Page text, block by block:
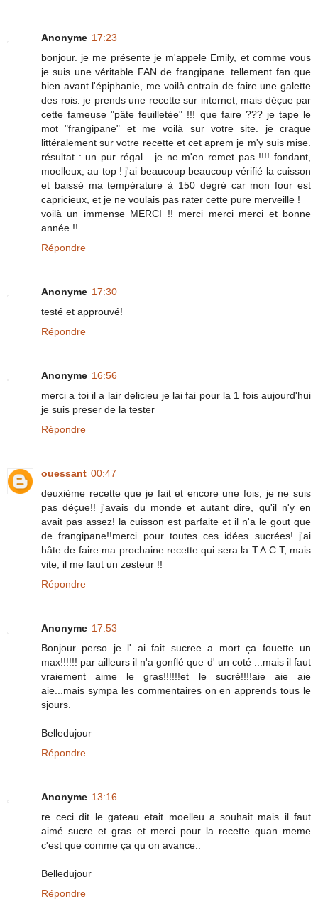
Anonyme 17:23
bonjour. je me présente je m'appele Emily, et comme vous
je suis une véritable FAN de frangipane. tellement fan que
bien avant l'épiphanie, me voilà entrain de faire une galette
des rois. je prends une recette sur internet, mais déçue par
cette fameuse "pâte feuilletée" !!! que faire ??? je tape le
mot "frangipane" et me voilà sur votre site. je craque
littéralement sur votre recette et cet aprem je m'y suis mise.
résultat : un pur régal... je ne m'en remet pas !!!! fondant,
moelleux, au top ! j'ai beaucoup beaucoup vérifié la cuisson
et baissé ma température à 150 degré car mon four est
capricieux, et je ne voulais pas rater cette pure merveille !
voilà un immense MERCI !! merci merci merci et bonne
année !!
Répondre
Anonyme 17:30
testé et approuvé!
Répondre
Anonyme 16:56
merci a toi il a lair delicieu je lai fai pour la 1 fois aujourd'hui
je suis preser de la tester
Répondre
ouessant 00:47
deuxième recette que je fait et encore une fois, je ne suis
pas déçue!! j'avais du monde et autant dire, qu'il n'y en
avait pas assez! la cuisson est parfaite et il n'a le gout que
de frangipane!!merci pour toutes ces idées sucrées! j'ai
hâte de faire ma prochaine recette qui sera la T.A.C.T, mais
vite, il me faut un zesteur !!
Répondre
Anonyme 17:53
Bonjour perso je l' ai fait sucree a mort ça fouette un
max!!!!!! par ailleurs il n'a gonflé que d' un coté ...mais il faut
vraiement aime le gras!!!!!!et le sucré!!!!aie aie aie
aie...mais sympa les commentaires on en apprends tous le
sjours.
Belledujour
Répondre
Anonyme 13:16
re..ceci dit le gateau etait moelleu a souhait mais il faut
aimé sucre et gras..et merci pour la recette quan meme
c'est que comme ça qu on avance..
Belledujour
Répondre